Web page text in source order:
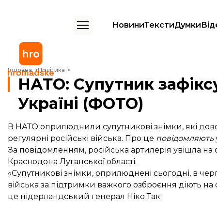
НовиниТекстиДумки
Головна Політика
НАТО: Супутник зафіксував російські війська в Україні (ФОТО)
НАТО: Супутник
Україні (ФОТО)
В НАТО оприлюднили супутникові знімки, які
регулярні російські війська. Про це повідомляють
За повідомленням, російська артилерія увішла на
Краснодона Луганської області.
«Супутникові знімки, оприлюднені сьогодні, в
війська за підтримки важкого озброєння діють на
це нідерландський генерал Ніко Так.